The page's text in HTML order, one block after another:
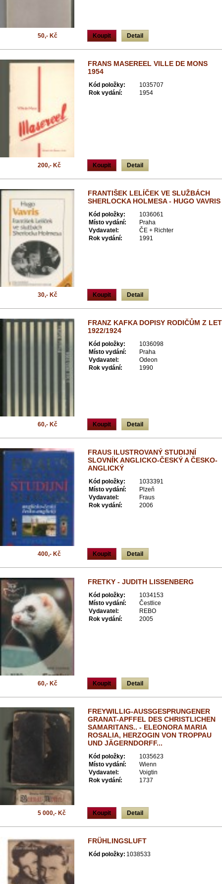
Koupit Detail
50,- Kč
FRANS MASEREEL VILLE DE MONS
1954
Kód položky:
1035707
Rok vydání:
1954
Koupit Detail
200,- Kč
FRANTIŠEK LELÍČEK VE SLUŽBÁCH
SHERLOCKA HOLMESA - HUGO VAVRIS
Kód položky:
1036061
Místo vydání:
Praha
Vydavatel:
ČE + Richter
Rok vydání:
1991
Koupit Detail
30,- Kč
FRANZ KAFKA DOPISY RODIČŮM Z LET
1922/1924
Kód položky:
1036098
Místo vydání:
Praha
Vydavatel:
Odeon
Rok vydání:
1990
Koupit Detail
60,- Kč
FRAUS ILUSTROVANÝ STUDIJNÍ
SLOVNÍK ANGLICKO-ČESKÝ A ČESKO-
ANGLICKÝ
Kód položky:
1033391
Místo vydání:
Plzeň
Vydavatel:
Fraus
Rok vydání:
2006
Koupit Detail
400,- Kč
FRETKY - JUDITH LISSENBERG
Kód položky:
1034153
Místo vydání:
Čestlice
Vydavatel:
REBO
Rok vydání:
2005
Koupit Detail
60,- Kč
FREYWILLIG-AUSSGESPRUNGENER
GRANAT-APFFEL DES CHRISTLICHEN
SAMARITANS.. - ELEONORA MARIA
ROSALIA, HERZOGIN VON TROPPAU
UND JÄGERNDORFF...
Kód položky:
1035623
Místo vydání:
Wienn
Vydavatel:
Voigtin
Rok vydání:
1737
Koupit Detail
5 000,- Kč
FRÜHLINGSLUFT
Kód položky: 1038533